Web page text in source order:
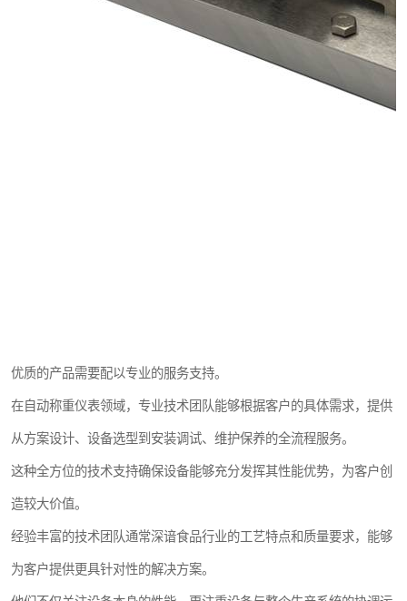
优质的产品需要配以专业的服务支持。
在自动称重仪表领域，专业技术团队能够根据客户的具体需求，提供
从方案设计、设备选型到安装调试、维护保养的全流程服务。
这种全方位的技术支持确保设备能够充分发挥其性能优势，为客户创
造较大价值。
经验丰富的技术团队通常深谙食品行业的工艺特点和质量要求，能够
为客户提供更具针对性的解决方案。